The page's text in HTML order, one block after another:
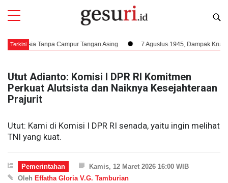
Terkini
Tanpa Campur Tangan Asing 7 Agustus 1945, Dampak Krusial
Utut Adianto: Komisi I DPR RI Komitmen
Perkuat Alutsista dan Naiknya Kesejahteraan
Prajurit
Utut: Kami di Komisi I DPR RI senada, yaitu ingin melihat
TNI yang kuat.
Pemerintahan
Kamis, 12 Maret 2026 16:00 WIB
Oleh Effatha Gloria V.G. Tamburian